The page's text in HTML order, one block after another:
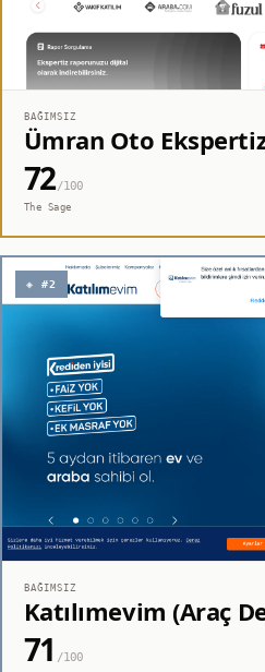
BAĞIMSIZ
Ümran Oto
72/100
The Sage
◈ #2
BAĞIMSIZ
Katılımevim (Araç
71 /100